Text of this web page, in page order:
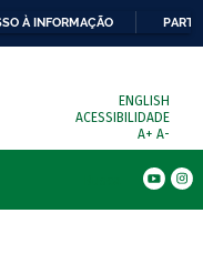
À INFORMAÇÃO
ENGLISH
ACESSIBILIDADE
A+ A-